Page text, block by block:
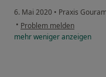
6. Mai 2020 • Praxis
• Problem melden
mehrwenigeranzeigen